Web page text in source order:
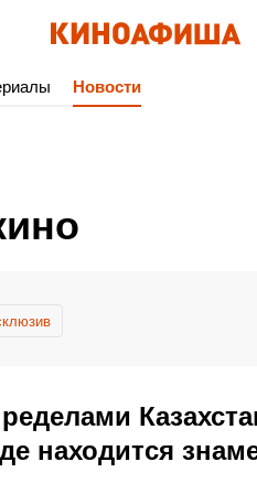
Новости
находится